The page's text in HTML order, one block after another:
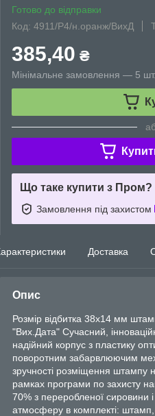
Готово до відправки
Код: 4911/Р4/н.оранж/ВихД
385,40 ₴
Мінімальне замовлення — 5 шт.
Що таке купити з Пром?
Замовлення під захистом
Доставка
Опис
Розмір відбитка 38х14 мм
"Вих.Дата" Сучасний,
надійний корпус з пластику
поворотним забарвлюючим
зручності розміщення штампу
рамках програми по захисту
70% з переробленої сировини
атмосферу в комплекті: